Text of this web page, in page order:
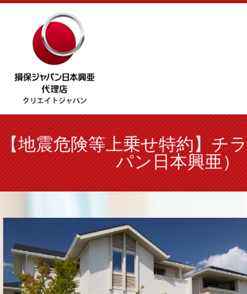
【地震危険等上乗せ特約】チ
パン日本興亜）